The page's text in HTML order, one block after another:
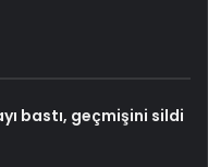
bastı, geçmişini sildi